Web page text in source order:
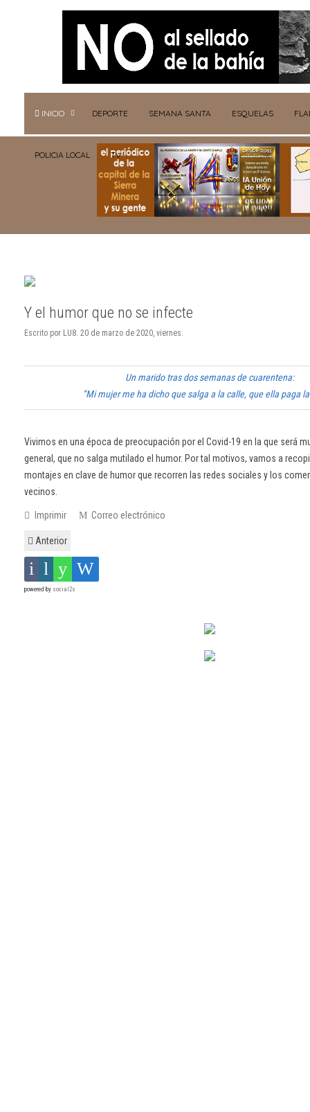
INICIO DEPORTE SEMANA SANTA ESQUELAS
POLICIA LOCAL TV
Y el humor que no se infecte
Escrito por LU8. 20 de marzo de 2020, viernes.
Un marido tras dos semanas de cuarentena:
“Mi mujer me ha dicho que salga a la calle, que ella paga
Vivimos en una época de preocupación por el Covid-19 en la que será
general, que no salga mutilado el humor. Por tal motivos, vamos a
montajes en clave de humor que recorren las redes sociales y los
vecinos.
Imprimir Correo electrónico
Anterior
powered by social2s